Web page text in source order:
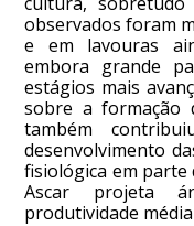
observados foram
e em lavouras
embora grande
estágios mais
sobre a formação
também
desenvolvimento
fisiológica em parte
Ascar projeta
produtividade